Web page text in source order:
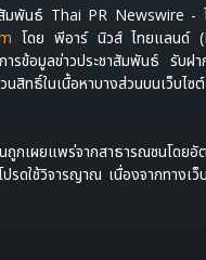
าสัมพันธ์ Thai PR Newswire -
โดย พีอาร์ นิวส์ ไทยแลนด์
รข้อมูลข่าวประชาสัมพันธ์ รับฝ
สิทธิ์ในเนื้อหาบางส่วนบนเว็บไซ
ถูกเผยแพร่จากสาธารณชนโดย
ปรดใช้วิจารญาณ เนื่องจากทางเ